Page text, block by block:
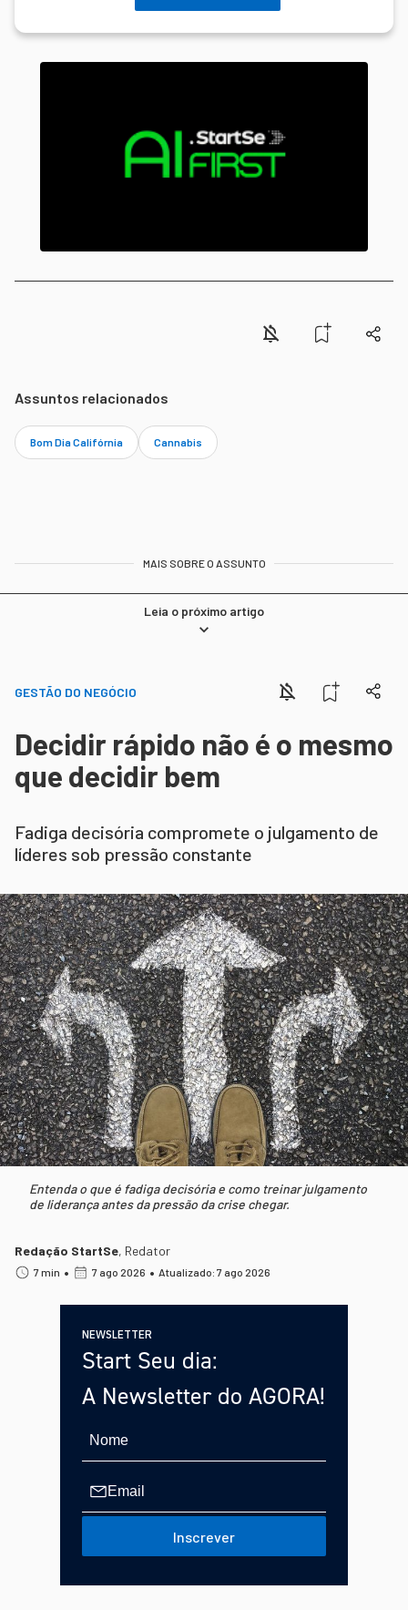
Assuntos relacionados
Bom Dia Califórnia Cannabis
MAIS SOBRE O ASSUNTO
Leia o próximo artigo
GESTÃO DO NEGÓCIO
Decidir rápido não é o mesmo
que decidir bem
Fadiga decisória compromete o julgamento de
líderes sob pressão constante
Entenda o que é fadiga decisória e como treinar julgamento
de liderança antes da pressão da crise chegar.
Redação StartSe, Redator
7 min • 7 ago 2026 • Atualizado: 7 ago 2026
NEWSLETTER
Start Seu dia:
A Newsletter do AGORA!
Inscrever